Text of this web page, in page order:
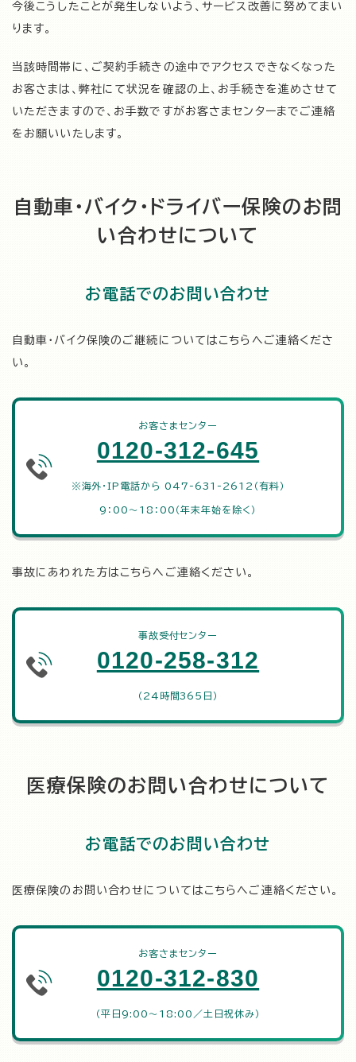
今後こうしたことが発生しないよう、サービス改善に努めてまい
ります。
当該時間帯に、ご契約手続きの途中でアクセスできなくなった
お客さまは、弊社にて状況を確認の上、お手続きを進めさせて
いただきますので、お手数ですがお客さまセンターまでご連絡
をお願いいたします。
自動車・バイク・ドライバー保険のお問
い合わせについて
お電話でのお問い合わせ
自動車・バイク保険のご継続についてはこちらへご連絡くださ
い。
お客さまセンター
0120-312-645
※海外・IP電話から 047-631-2612（有料）
9：00～18：00（年末年始を除く）
事故にあわれた方はこちらへご連絡ください。
事故受付センター
0120-258-312
（24時間365日）
医療保険のお問い合わせについて
お電話でのお問い合わせ
医療保険のお問い合わせについてはこちらへご連絡ください。
お客さまセンター
0120-312-830
（平日9:00～18:00／土日祝休み）